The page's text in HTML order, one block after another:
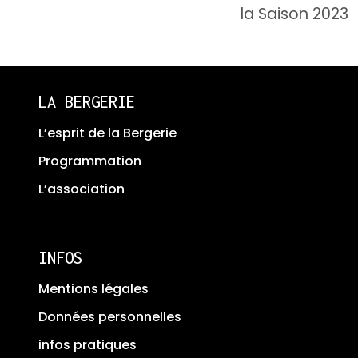
la Saison 2023
LA BERGERIE
L’esprit de la Bergerie
Programmation
L’association
INFOS
Mentions légales
Données personnelles
infos pratiques